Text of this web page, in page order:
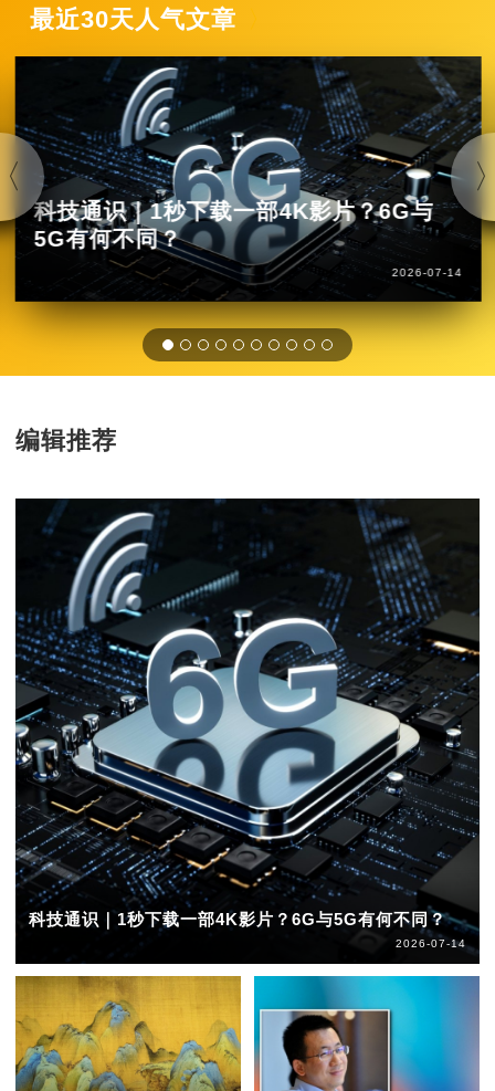
最近30天人气文章
科技通识｜1秒下载一部4K影片？6G与
5G有何不同？
2026-07-14
编辑推荐
科技通识｜1秒下载一部4K影片？6G与5G有何不同？
2026-07-14